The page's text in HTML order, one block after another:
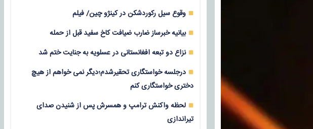
وقوع سیل رکوردشکن در کینژو چین/ فیلم
بیانیه خبرساز ضارب ضیافت کاخ سفید قبل از حمله
نزاع دو تبعه افغانستانی در عسلویه به جنایت ختم شد
درجلسه خواستگاری تحقیرشدم؛دیگر نمی خواهم از هیچ
دختری خواستگاری کنم
لحظه واکنش ترامپ و همسرش پس از شنیدن صدای
تیراندازی